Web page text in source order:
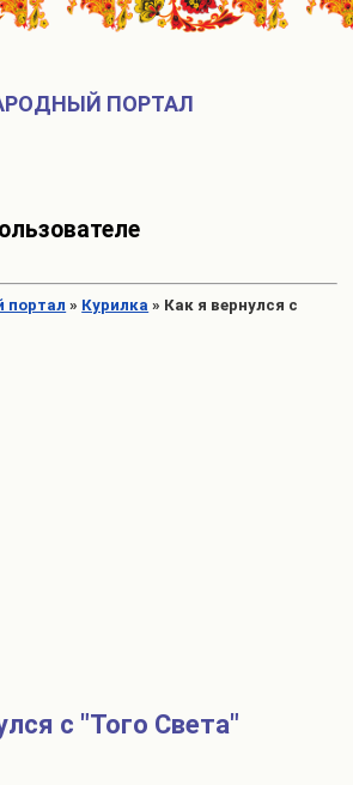
ПОРТАЛ
портал » Курилка » Как я вернулся с
с "Того Света"